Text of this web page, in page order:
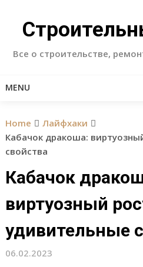
content
Все о строительстве,
MENU
Home
Лайфхаки
Кабачок дракоша:
свойства
Кабачок
виртуозный
удивительные
06.02.2023